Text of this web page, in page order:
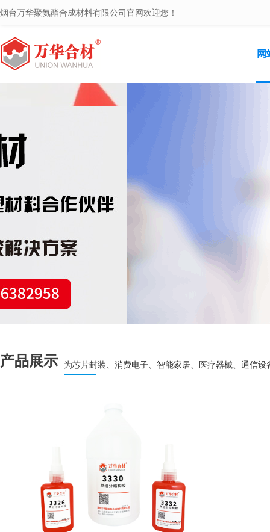
烟台万华聚氨酯合成材料有限公司官网欢迎您！
网
产品展示 为芯片封装、消费电子、智能家居、医疗器械、通信